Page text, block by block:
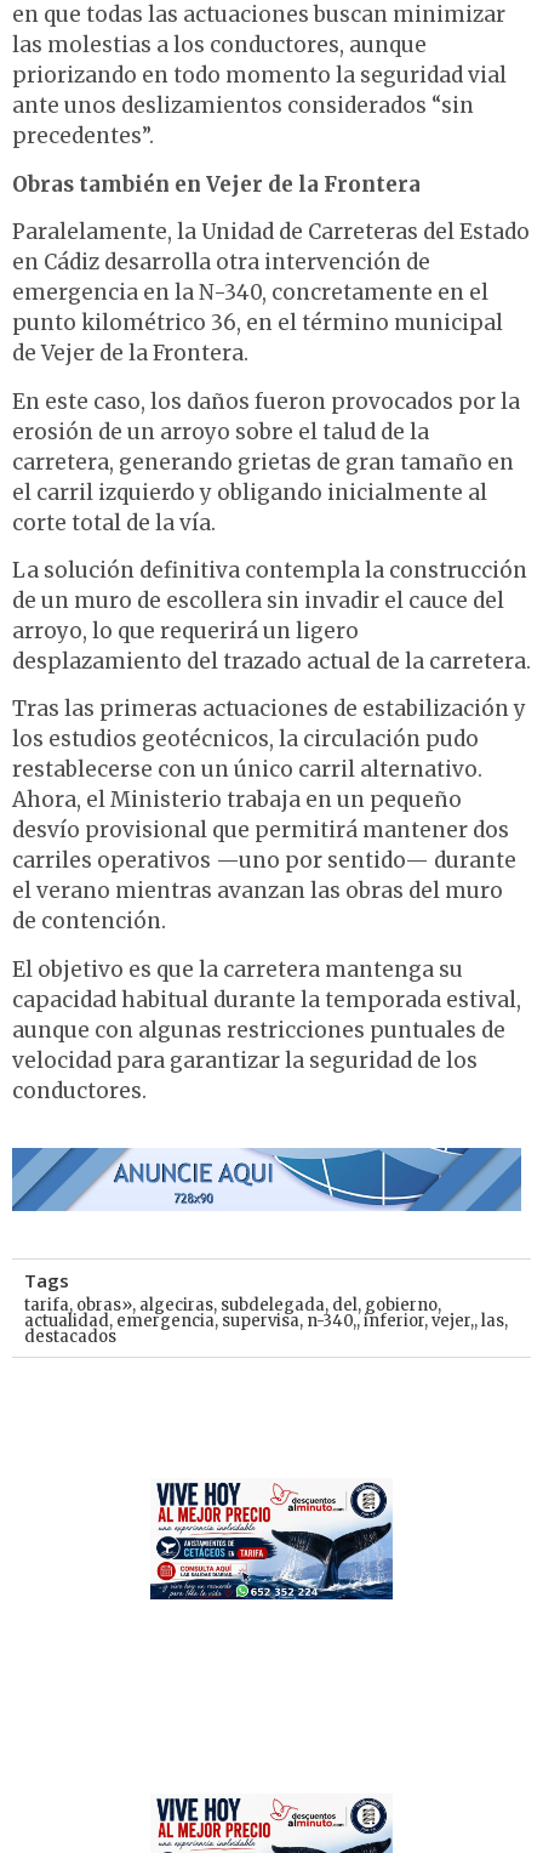
en que todas las actuaciones buscan minimizar
las molestias a los conductores, aunque
priorizando en todo momento la seguridad vial
ante unos deslizamientos considerados “sin
precedentes”.
Obras también en Vejer de la Frontera
Paralelamente, la Unidad de Carreteras del Estado
en Cádiz desarrolla otra intervención de
emergencia en la N-340, concretamente en el
punto kilométrico 36, en el término municipal
de Vejer de la Frontera.
En este caso, los daños fueron provocados por la
erosión de un arroyo sobre el talud de la
carretera, generando grietas de gran tamaño en
el carril izquierdo y obligando inicialmente al
corte total de la vía.
La solución definitiva contempla la construcción
de un muro de escollera sin invadir el cauce del
arroyo, lo que requerirá un ligero
desplazamiento del trazado actual de la carretera.
Tras las primeras actuaciones de estabilización y
los estudios geotécnicos, la circulación pudo
restablecerse con un único carril alternativo.
Ahora, el Ministerio trabaja en un pequeño
desvío provisional que permitirá mantener dos
carriles operativos —uno por sentido— durante
el verano mientras avanzan las obras del muro
de contención.
El objetivo es que la carretera mantenga su
capacidad habitual durante la temporada estival,
aunque con algunas restricciones puntuales de
velocidad para garantizar la seguridad de los
conductores.
Tags
tarifa, obras», algeciras, subdelegada, del, gobierno,
actualidad, emergencia, supervisa, n-340,,inferior,vejer,,las,
destacados